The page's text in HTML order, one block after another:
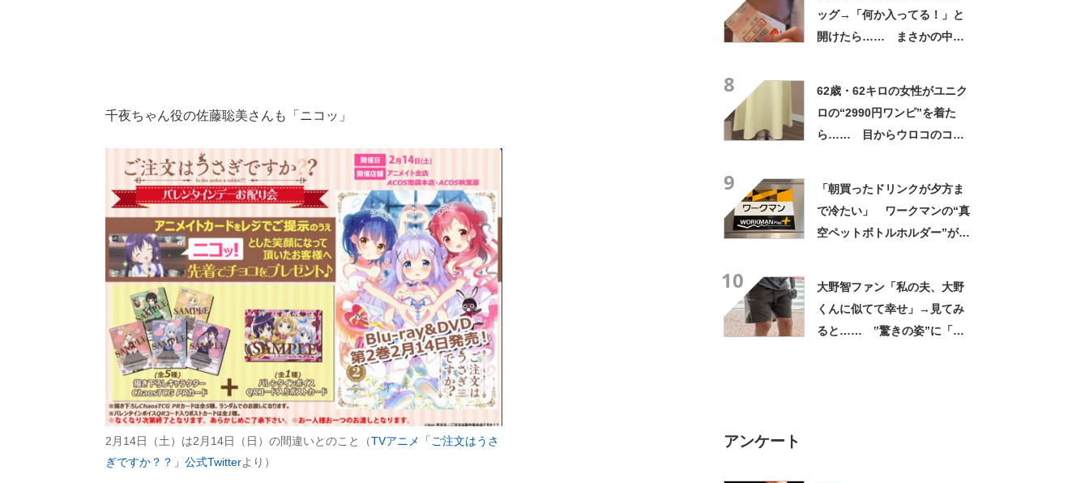
千夜ちゃん役の佐藤聡美さんも「ニコッ」
2月14日（土）は2月14日（日）の間違いとのこと（TVアニメ「ご注文はうさ
ぎですか？？」公式Twitterより）
ッグ→「何か入ってる！」と
開けたら…… まさかの中身
8
62歳・62キロの女性がユニク
ロの“2990円ワンピ”を着た
ら…… 目からウロコのコー
9
「朝買ったドリンクが夕方ま
で冷たい」 ワークマンの“真
空ペットボトルホルダー”が大
10
大野智ファン「私の夫、大野
くんに似てて幸せ」→見てみ
ると…… ‟驚きの姿”に「最
アンケート